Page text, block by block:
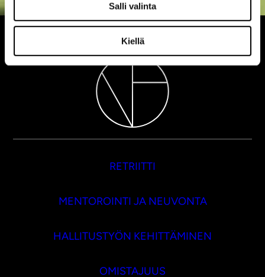
Salli valinta
Kiellä
RETRIITTI
MENTOROINTI JA NEUVONTA
HALLITUSTYÖN KEHITTÄMINEN
OMISTAJUUS